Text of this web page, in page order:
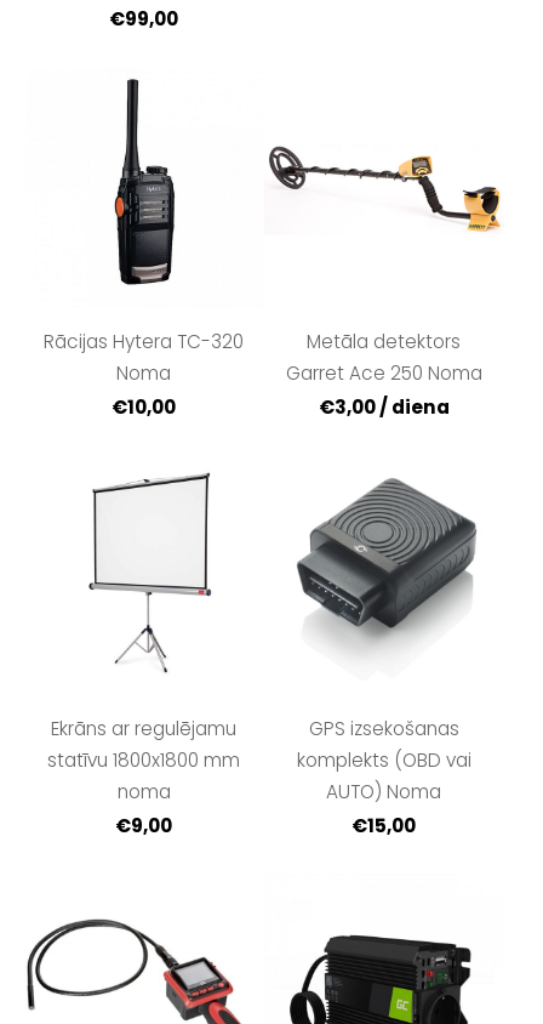
€99,00
Rācijas Hytera TC-320
Noma
€10,00
Metāla detektors
Garret Ace 250 Noma
€3,00 / diena
Ekrāns ar regulējamu
statīvu 1800x1800 mm
noma
€9,00
GPS izsekošanas
komplekts (OBD vai
AUTO) Noma
€15,00